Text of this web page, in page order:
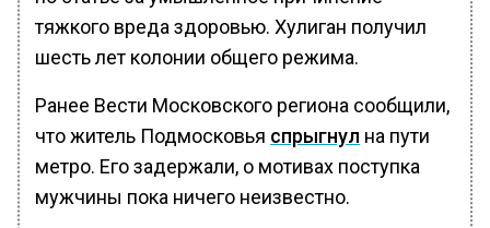
тяжкого вреда здоровью. Хулиган получил
шесть лет колонии общего режима.
Ранее Вести Московского региона сообщили,
что житель Подмосковья спрыгнул на пути
метро. Его задержали, о мотивах поступка
мужчины пока ничего неизвестно.